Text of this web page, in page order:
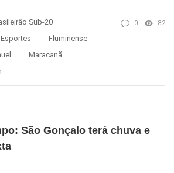
Sub-20
Esportes
Fluminense
Maracanã
0 82
São Gonçalo terá chuva e